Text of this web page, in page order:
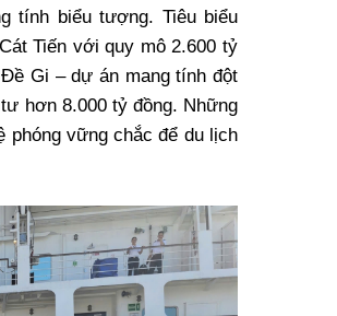
tính biểu tượng. Tiêu biểu
Tiến với quy mô 2.600 tỷ
Gi – dự án mang tính đột
hơn 8.000 tỷ đồng. Những
phóng vững chắc để du lịch